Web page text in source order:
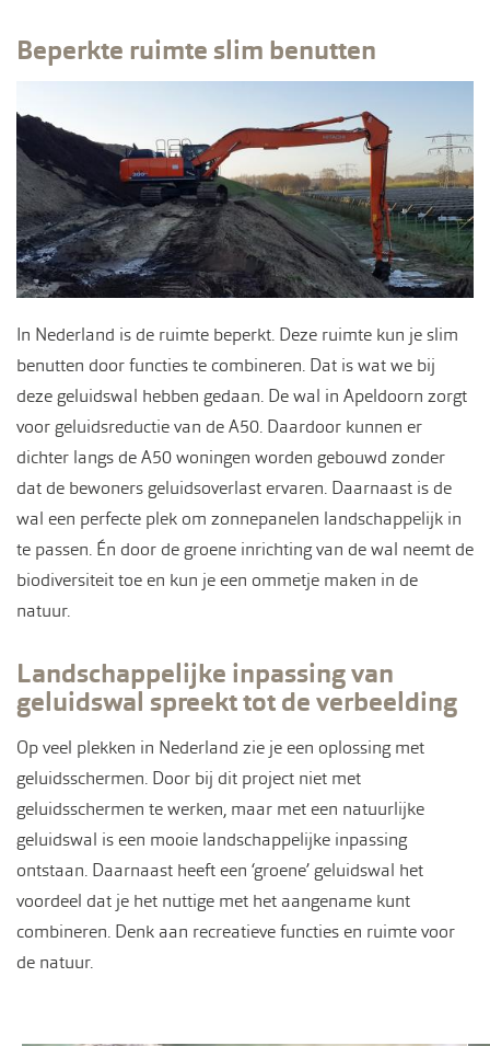
Beperkte ruimte slim benutten
In Nederland is de ruimte beperkt. Deze ruimte kun je slim
benutten door functies te combineren. Dat is wat we bij
deze geluidswal hebben gedaan. De wal in Apeldoorn zorgt
voor geluidsreductie van de A50. Daardoor kunnen er
dichter langs de A50 woningen worden gebouwd zonder
dat de bewoners geluidsoverlast ervaren. Daarnaast is de
wal een perfecte plek om zonnepanelen landschappelijk in
te passen. Én door de groene inrichting van de wal neemt de
biodiversiteit toe en kun je een ommetje maken in de
natuur.
Landschappelijke inpassing van
geluidswal spreekt tot de verbeelding
Op veel plekken in Nederland zie je een oplossing met
geluidsschermen. Door bij dit project niet met
geluidsschermen te werken, maar met een natuurlijke
geluidswal is een mooie landschappelijke inpassing
ontstaan. Daarnaast heeft een ‘groene’ geluidswal het
voordeel dat je het nuttige met het aangename kunt
combineren. Denk aan recreatieve functies en ruimte voor
de natuur.